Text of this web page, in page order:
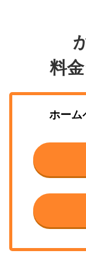
料
ホーム